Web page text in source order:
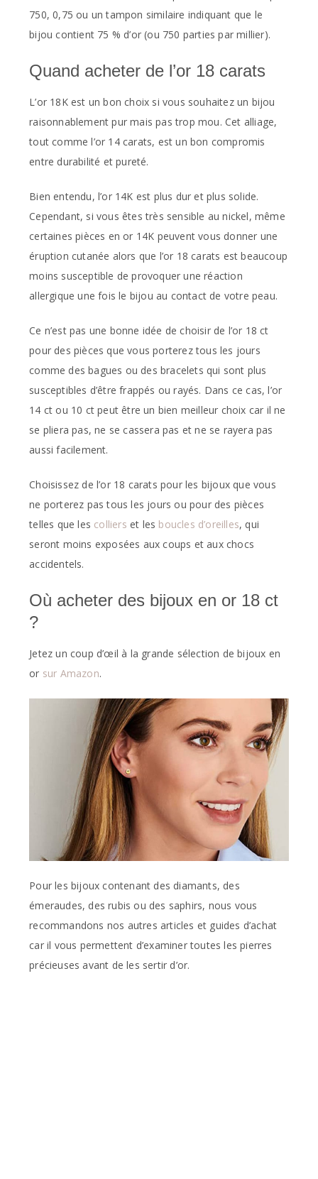
750, 0,75 ou un tampon similaire indiquant que le
bijou contient 75 % d’or (ou 750 parties par millier).
Quand acheter de l’or 18 carats
L’or 18K est un bon choix si vous souhaitez un bijou
raisonnablement pur mais pas trop mou. Cet alliage,
tout comme l’or 14 carats, est un bon compromis
entre durabilité et pureté.
Bien entendu, l’or 14K est plus dur et plus solide.
Cependant, si vous êtes très sensible au nickel, même
certaines pièces en or 14K peuvent vous donner une
éruption cutanée alors que l’or 18 carats est beaucoup
moins susceptible de provoquer une réaction
allergique une fois le bijou au contact de votre peau.
Ce n’est pas une bonne idée de choisir de l’or 18 ct
pour des pièces que vous porterez tous les jours
comme des bagues ou des bracelets qui sont plus
susceptibles d’être frappés ou rayés. Dans ce cas, l’or
14 ct ou 10 ct peut être un bien meilleur choix car il ne
se pliera pas, ne se cassera pas et ne se rayera pas
aussi facilement.
Choisissez de l’or 18 carats pour les bijoux que vous
ne porterez pas tous les jours ou pour des pièces
telles que les colliers et les boucles d’oreilles, qui
seront moins exposées aux coups et aux chocs
accidentels.
Où acheter des bijoux en or 18 ct
?
Jetez un coup d’œil à la grande sélection de bijoux en
or sur Amazon.
Pour les bijoux contenant des diamants, des
émeraudes, des rubis ou des saphirs, nous vous
recommandons nos autres articles et guides d’achat
car il vous permettent d’examiner toutes les pierres
précieuses avant de les sertir d’or.